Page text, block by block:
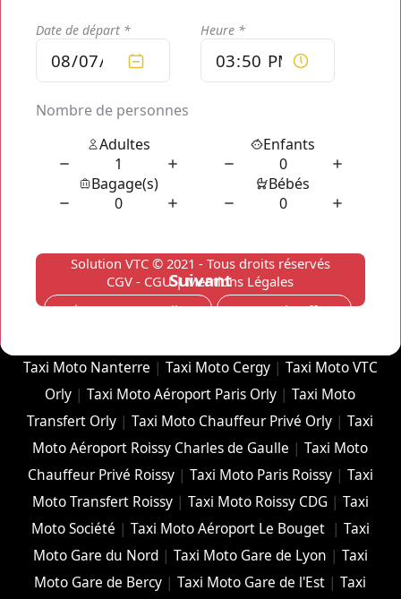
transportTaxi Moto Evenementielprivatisé dès maintenant
et ce, en seulement quelques instants et quelques clics via
Solution VTC© 2021 - Tous droits réservés
CGV - CGU|Mentions Légales
Créer un compte client
Espace Chauffeur
Taxi Moto Nanterre | Taxi Moto Cergy| Taxi Moto VTC
Orly |Taxi Moto Aéroport Paris Orly |Taxi Moto
Transfert Orly |Taxi Moto Chauffeur Privé Orly |Taxi
Moto Aéroport Roissy Charles de Gaulle |Taxi Moto
Chauffeur Privé Roissy| Taxi Moto Paris Roissy| Taxi
Moto Transfert Roissy| Taxi Moto Roissy CDG | Taxi
Moto Société | Taxi Moto Aéroport Le Bouget | Taxi
Moto Gare du Nord| Taxi Moto Gare de Lyon | Taxi
Moto Gare de Bercy |Taxi Moto Gare de l'Est |Taxi